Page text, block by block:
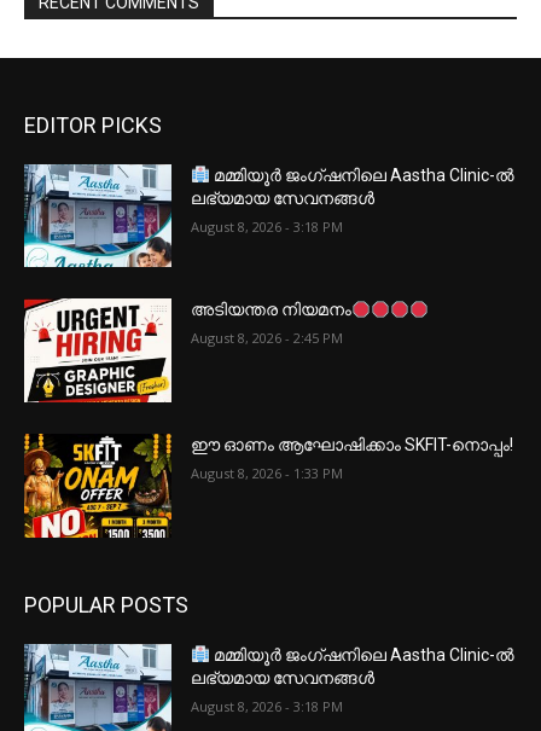
EDITOR PICKS
മമ്മിയൂർ ജംഗ്ഷനിലെ Aastha Clinic-ൽ
ലഭ്യമായ സേവനങ്ങൾ
August 8, 2026 - 3:18 PM
അടിയന്തര നിയമനം
August 8, 2026 - 2:45 PM
ഈ ഓണം ആഘോഷിക്കാം SKFIT-നൊപ്പം!
August 8, 2026 - 1:33 PM
POPULAR POSTS
മമ്മിയൂർ ജംഗ്ഷനിലെ Aastha Clinic-ൽ
ലഭ്യമായ സേവനങ്ങൾ
August 8, 2026 - 3:18 PM